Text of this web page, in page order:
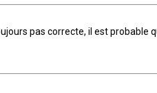
pas correcte, il est